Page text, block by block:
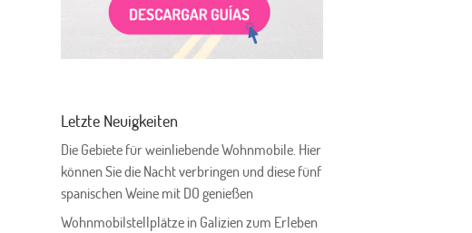
Letzte Neuigkeiten
Die Gebiete für weinliebende Wohnmobile. Hier
können Sie die Nacht verbringen und diese fünf
spanischen Weine mit DO genießen
Wohnmobilstellplätze in Galizien zum Erleben